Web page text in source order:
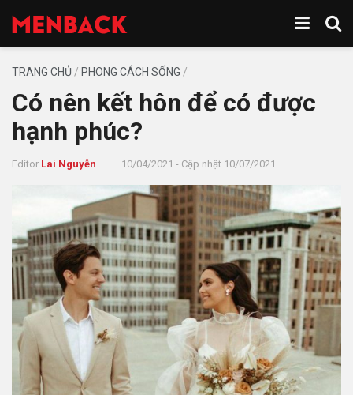
TRANG CHỦ / PHONG CÁCH SỐNG /
Có nên kết hôn để có được
hạnh phúc?
Editor Lai Nguyễn 10/04/2021 - Cập nhật 10/07/2021